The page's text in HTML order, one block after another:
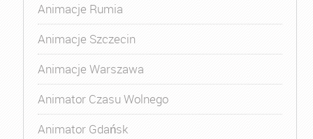
Animacje Rumia
Animacje Szczecin
Animacje Warszawa
Animator Czasu Wolnego
Animator Gdańsk